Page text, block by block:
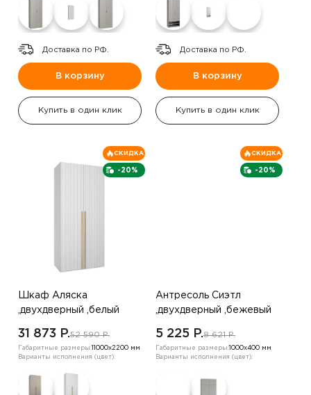
Доставка по РФ.
В корзину
Купить в один клик
Доставка по РФ.
В корзину
Купить в один клик
-20%
СКИДКА
Шкаф Аляска
,двухдверный ,белый
31 873 P.52 590 P.
Габаритные размеры: 11000х2200 мм
Варианты исполнения (цвет):
-20%
СКИДКА
Антресоль Сиэтл
,двухдверный ,бежевый
5 225 P.8 621 P.
Габаритные размеры: 1000х400 мм
Варианты исполнения (цвет):